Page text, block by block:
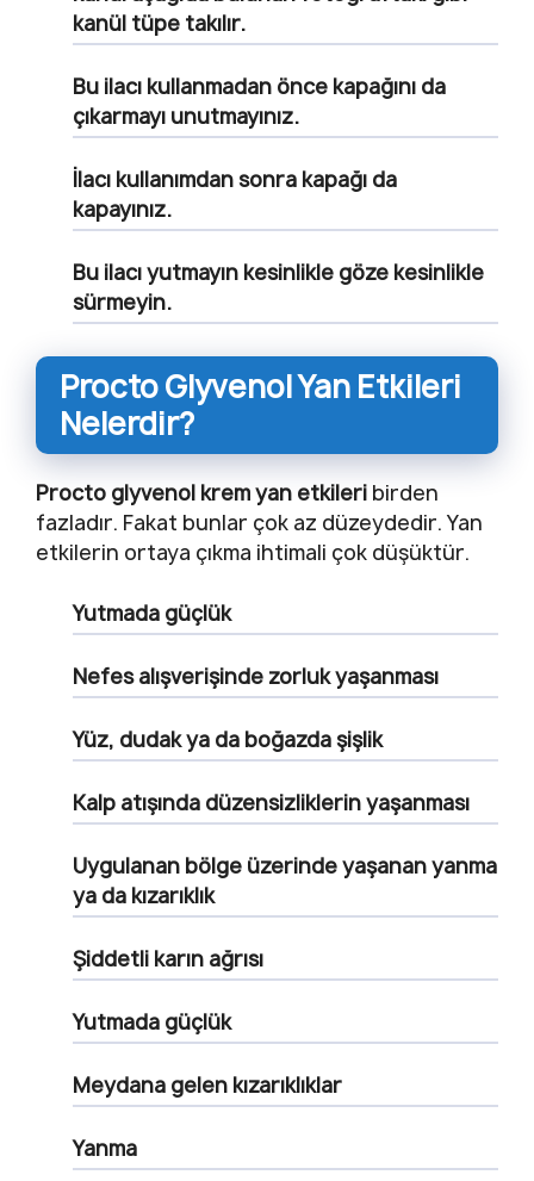
kanül tüpe takılır.
Bu ilacı kullanmadan önce kapağını da
çıkarmayı unutmayınız.
İlacı kullanımdan sonra kapağı da
kapayınız.
Bu ilacı yutmayın kesinlikle göze kesinlikle
sürmeyin.
Procto Glyvenol Yan Etkileri
Nelerdir?
Procto glyvenol krem yan etkileri birden
fazladır. Fakat bunlar çok az düzeydedir. Yan
etkilerin ortaya çıkma ihtimali çok düşüktür.
Yutmada güçlük
Nefes alışverişinde zorluk yaşanması
Yüz, dudak ya da boğazda şişlik
Kalp atışında düzensizliklerin yaşanması
Uygulanan bölge üzerinde yaşanan yanma
ya da kızarıklık
Şiddetli karın ağrısı
Yutmada güçlük
Meydana gelen kızarıklıklar
Yanma